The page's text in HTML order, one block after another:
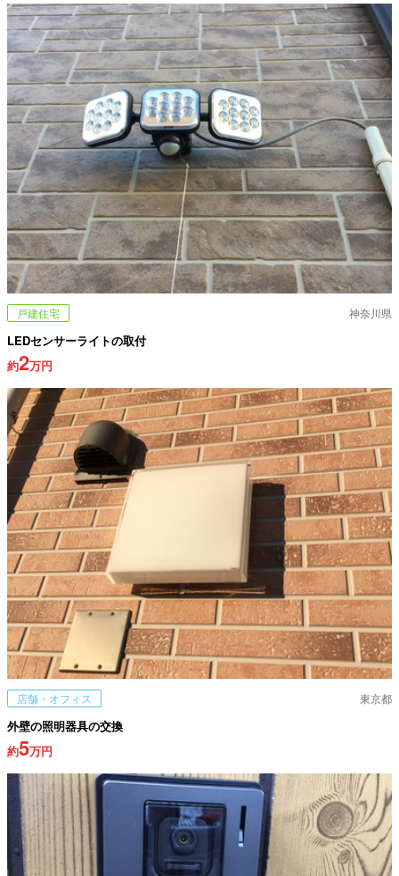
戸建住宅 神奈川県
LEDセンサーライトの取付
約2万円
店舗・オフィス 東京都
外壁の照明器具の交換
約5万円